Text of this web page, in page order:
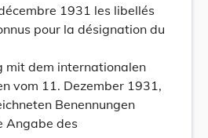
1931 les libellés
pour la désignation du
mit dem internationalen
vom 11. Dezember 1931,
Benennungen
Angabe des